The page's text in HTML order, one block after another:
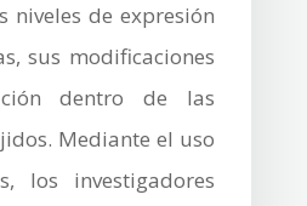
niveles de expresión
sus modificaciones
dentro de las
Mediante el uso
los investigadores